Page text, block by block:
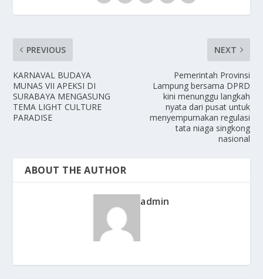
PREVIOUS
KARNAVAL BUDAYA
MUNAS VII APEKSI DI
SURABAYA MENGASUNG
TEMA LIGHT CULTURE
PARADISE
NEXT
Pemerintah Provinsi
Lampung bersama DPRD
kini menunggu langkah
nyata dari pusat untuk
menyempurnakan regulasi
tata niaga singkong
nasional
ABOUT THE AUTHOR
admin